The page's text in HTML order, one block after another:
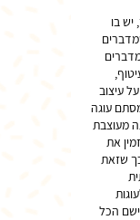
יש בו
עיצוב
עוגה
מעוצבת
את
שזאת
הכל